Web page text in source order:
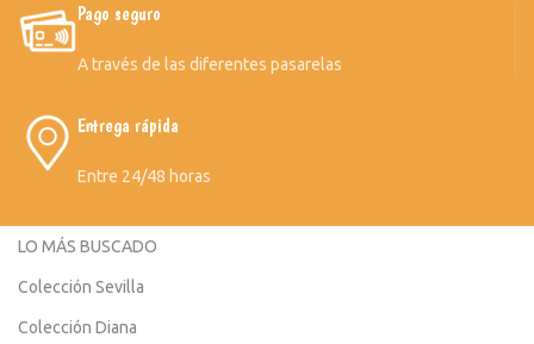
Pago seguro
A través de las diferentes pasarelas
Entrega rápida
Entre 24/48 horas
LO MÁS BUSCADO
Colección Sevilla
Colección Diana